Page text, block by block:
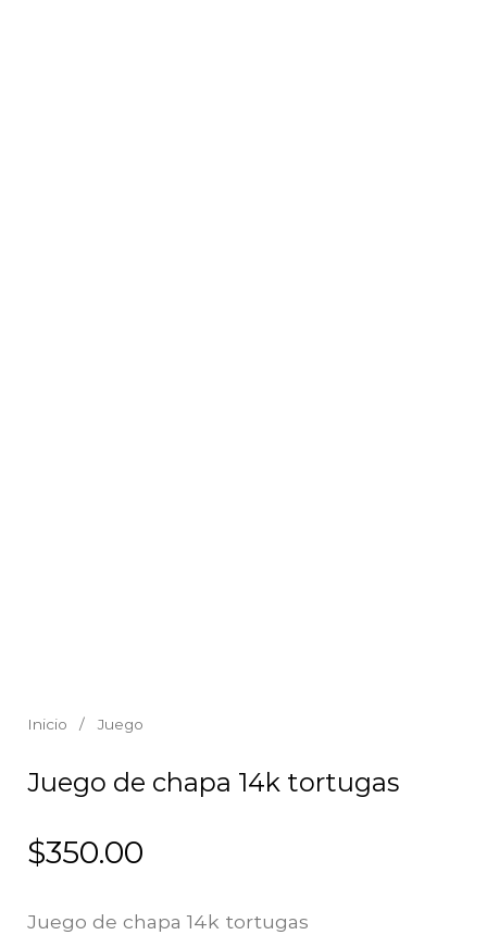
Inicio / Juego
Juego de chapa 14k tortugas
$350.00
Juego de chapa 14k tortugas